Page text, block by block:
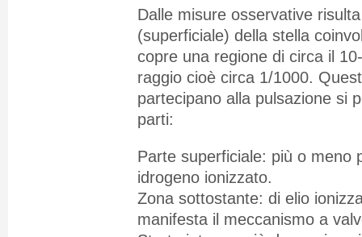
Dalle misure osservative
(superficiale) della stella
copre una regione di circa il
raggio cioè circa 1/1000.
partecipano alla pulsazione si
parti:
Parte superficiale: più o meno
idrogeno ionizzato.
Zona sottostante: di elio
manifesta il meccanismo a